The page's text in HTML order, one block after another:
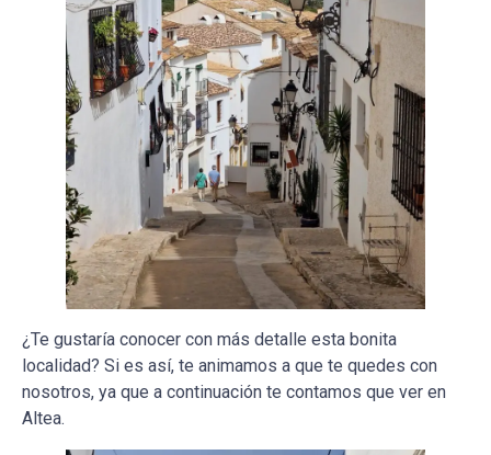
¿Te gustaría conocer con más detalle esta bonita
localidad? Si es así, te animamos a que te quedes con
nosotros, ya que a continuación te contamos que ver en
Altea.